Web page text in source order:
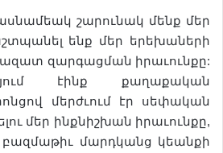
շարունակ մենք մեր
ենք մեր երեխաների
զարգացման իրաւունքը:
էինք քաղաքական
մերժւում էր սեփական
մեր ինքնիշխան իրաւունքը,
բազմաթիւ մարդկանց կեանքի